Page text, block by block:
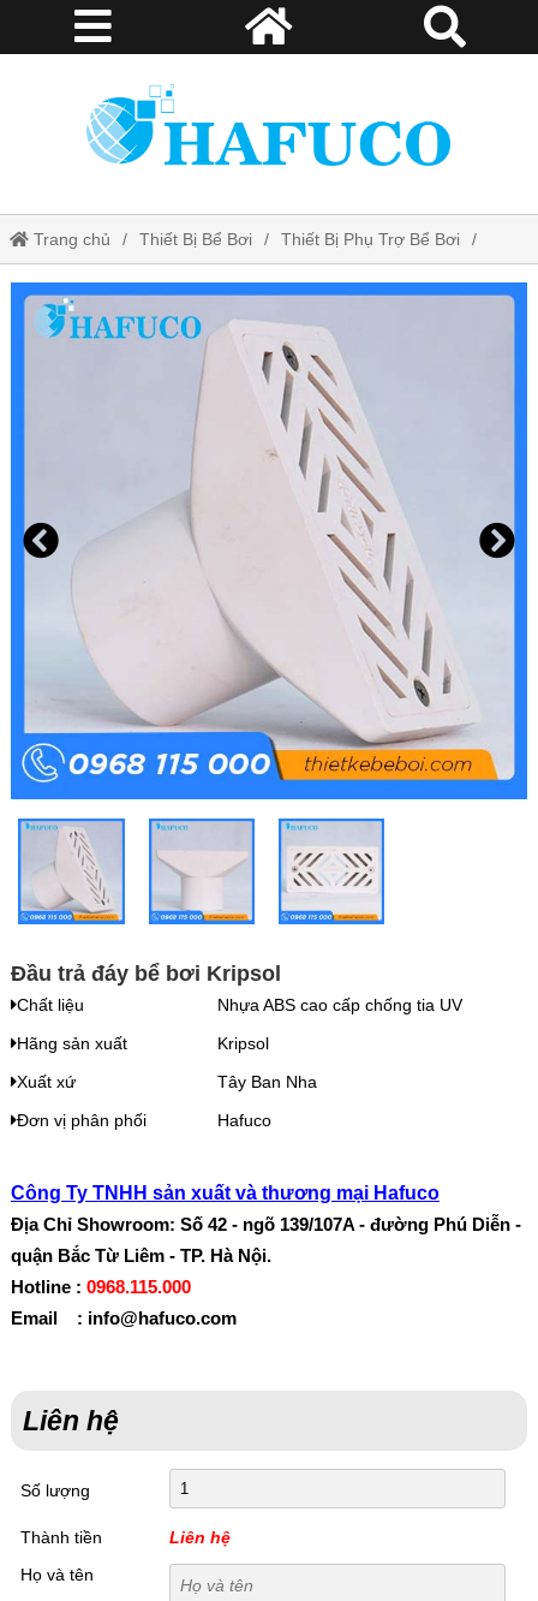
Trang chủ Thiết Bị Bể Bơi Thiết Bị Phụ Trợ Bể Bơi
Đầu trả đáy bể bơi Kripsol
Đầu trả đáy bể bơi Kripsol
Chất liệu
Nhựa ABS cao cấp chống tia UV
Hãng sản xuất
Kripsol
Xuất xứ
Tây Ban Nha
Đơn vị phân phối
Hafuco
Công Ty TNHH sản xuất và thương mại Hafuco
Địa Chỉ Showroom: Số 42 - ngõ 139/107A - đường Phú Diễn -
quận Bắc Từ Liêm - TP. Hà Nội.
Hotline : 0968.115.000
Email : info@hafuco.com
Liên hệ
Số lượng
Thành tiền
Liên hệ
Họ và tên